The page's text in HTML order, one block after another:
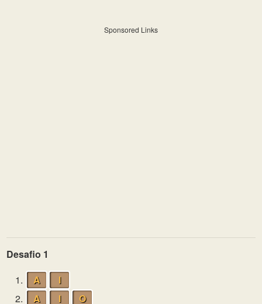
Sponsored Links
Desafio 1
1.
A
I
2.
A I
O